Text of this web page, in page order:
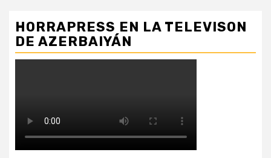
HORRAPRESS EN LA TELEVISON
DE AZERBAIYÁN